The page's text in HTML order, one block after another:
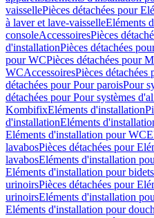
vaissellePièces détachées pour
à laver et lave-vaisselleEléments
consoleAccessoiresPièces
d'installationPièces détachées
pour WCPièces détachées pour
WCAccessoiresPièces détachées
détachées pour Pour paroisPour
détachées pour Pour systèmes
KombifixEléments d'installation
d'installationEléments
Eléments d'installation pour WC
lavabosPièces détachées pour
lavabosEléments d'installation
Eléments d'installation pour bidets
urinoirsPièces détachées pour
urinoirsEléments d'installation
Eléments d'installation pour